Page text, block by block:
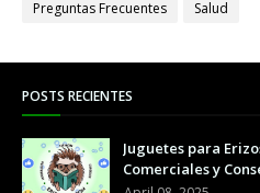
Preguntas Frecuentes
Salud
POSTS RECIENTES
Juguetes para
Comerciales y